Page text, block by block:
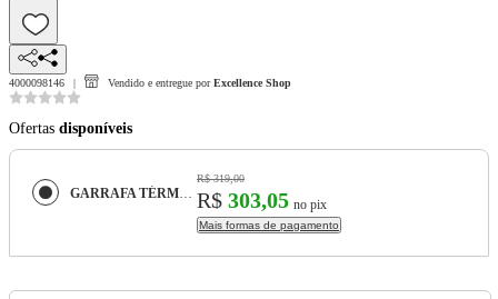
4000098146 Vendido e entregue por Excellence Shop
Ofertas disponíveis
GARRAFA TÉRMICA LE CREUSET ON THE GO 500ML EM AÇO INOXIDÁVEL LARANJA 41066280900001
R$ 319,00
R$ 303,05 no pix
Mais formas de pagamento